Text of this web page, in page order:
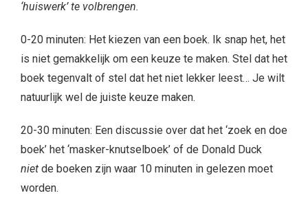
‘huiswerk’ te volbrengen.
0-20 minuten: Het kiezen van een boek. Ik snap het, het
is niet gemakkelijk om een keuze te maken. Stel dat het
boek tegenvalt of stel dat het niet lekker leest… Je wilt
natuurlijk wel de juiste keuze maken.
20-30 minuten: Een discussie over dat het ‘zoek en doe
boek’ het ‘masker-knutselboek’ of de Donald Duck
niet de boeken zijn waar 10 minuten in gelezen moet
worden.